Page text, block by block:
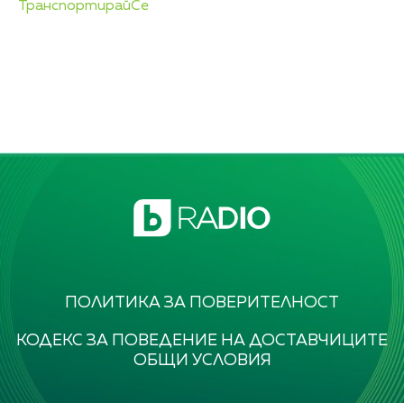
ТранспортирайСе
ПОЛИТИКА ЗА ПОВЕРИТЕЛНОСТ
КОДЕКС ЗА ПОВЕДЕНИЕ НА ДОСТАВЧИЦИТЕ
ОБЩИ УСЛОВИЯ